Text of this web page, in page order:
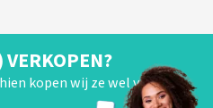
kopen wij ze wel van je!